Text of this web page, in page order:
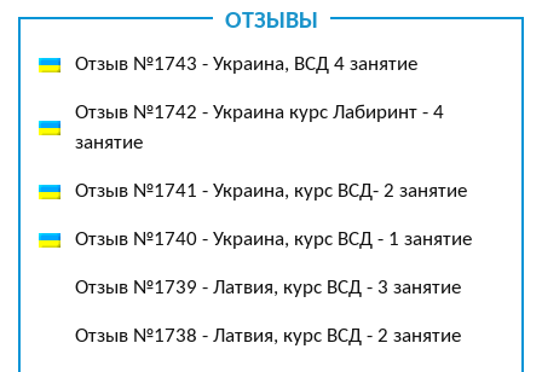
ОТЗЫВЫ
Отзыв №1743 - Украина, ВСД 4 занятие
Отзыв №1742 - Украина курс Лабиринт - 4
занятие
Отзыв №1741 - Украина, курс ВСД- 2 занятие
Отзыв №1740 - Украина, курс ВСД - 1 занятие
Отзыв №1739 - Латвия, курс ВСД - 3 занятие
Отзыв №1738 - Латвия, курс ВСД - 2 занятие